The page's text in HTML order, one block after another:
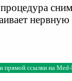
прямой ссылки на